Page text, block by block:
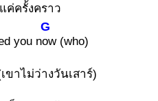
ค่ครั้งคราว
you n
G
ow (who)
ขาไม่ว่างวันเสาร์)